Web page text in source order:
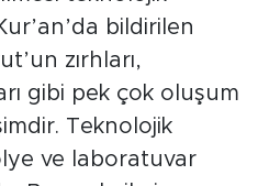
teknolojik
bildirilen
zırhları,
gibi pek çok oluşum
Teknolojik